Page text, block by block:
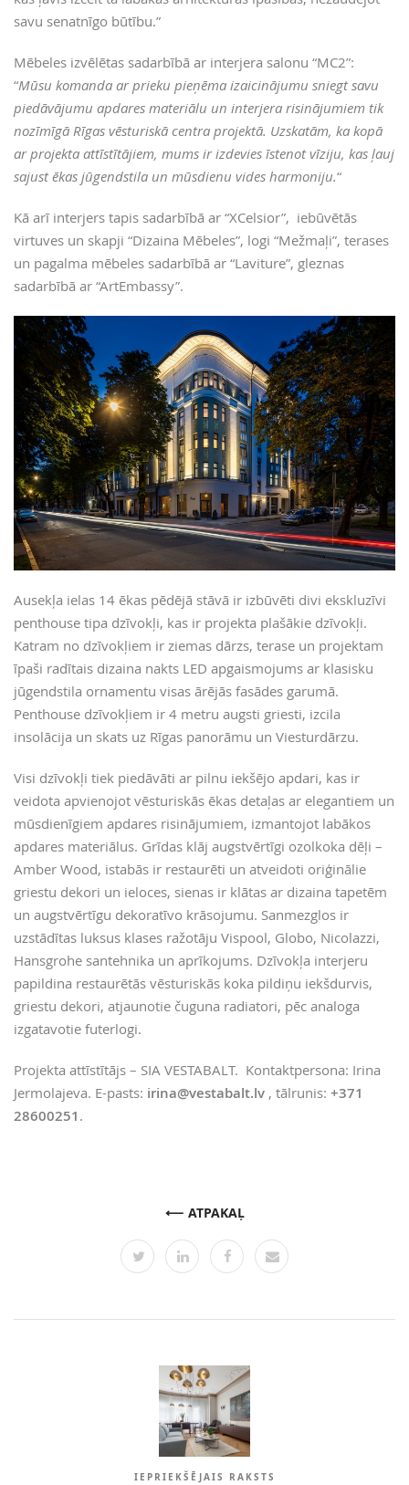
savu senatnīgo būtību.”
Mēbeles izvēlētas sadarbībā ar interjera salonu “MC2”:
“Mūsu komanda ar prieku pieņēma izaicinājumu sniegt savu
piedāvājumu apdares materiālu un interjera risinājumiem tik
nozīmīgā Rīgas vēsturiskā centra projektā. Uzskatām, ka kopā
ar projekta attīstītājiem, mums ir izdevies īstenot vīziju, kas ļauj
sajust ēkas jūgendstila un mūsdienu vides harmoniju.“
Kā arī interjers tapis sadarbībā ar “XCelsior”, iebūvētās
virtuves un skapji “Dizaina Mēbeles”, logi “Mežmaļi”, terases
un pagalma mēbeles sadarbībā ar “Laviture”, gleznas
sadarbībā ar “ArtEmbassy”.
Ausekļa ielas 14 ēkas pēdējā stāvā ir izbūvēti divi ekskluzīvi
penthouse tipa dzīvokļi, kas ir projekta plašākie dzīvokļi.
Katram no dzīvokļiem ir ziemas dārzs, terase un projektam
īpaši radītais dizaina nakts LED apgaismojums ar klasisku
jūgendstila ornamentu visas ārējās fasādes garumā.
Penthouse dzīvokļiem ir 4 metru augsti griesti, izcila
insolācija un skats uz Rīgas panorāmu un Viesturdārzu.
Visi dzīvokļi tiek piedāvāti ar pilnu iekšējo apdari, kas ir
veidota apvienojot vēsturiskās ēkas detaļas ar elegantiem un
mūsdienīgiem apdares risinājumiem, izmantojot labākos
apdares materiālus. Grīdas klāj augstvērtīgi ozolkoka dēļi –
Amber Wood, istabās ir restaurēti un atveidoti oriģinālie
griestu dekori un ieloces, sienas ir klātas ar dizaina tapetēm
un augstvērtīgu dekoratīvo krāsojumu. Sanmezglos ir
uzstādītas luksus klases ražotāju Vispool, Globo, Nicolazzi,
Hansgrohe santehnika un aprīkojums. Dzīvokļa interjeru
papildina restaurētās vēsturiskās koka pildiņu iekšdurvis,
griestu dekori, atjaunotie čuguna radiatori, pēc analoga
izgatavotie futerlogi.
Projekta attīstītājs – SIA VESTABALT. Kontaktpersona: Irina
Jermolajeva. E-pasts: irina@vestabalt.lv , tālrunis: +371
28600251 .
ATPAKAĻ
IEPRIEKŠĒJAIS RAKSTS